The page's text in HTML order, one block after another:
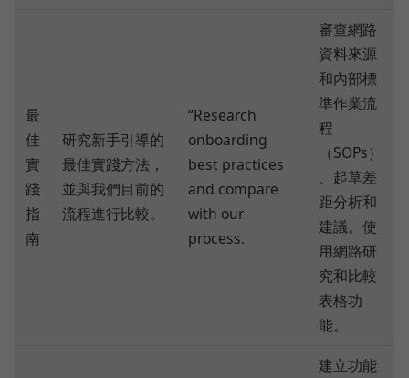
最
佳
實
踐
指
南
研究新手引導的
最佳實踐方法，
並與我們目前的
流程進行比較。
“Research
onboarding
best practices
and compare
with our
process.
審查網路
資料來源
和內部標
準作業流
程
（SOPs）
、起草差
距分析和
建議。使
用網路研
究和比較
表格功
能。
建立功能